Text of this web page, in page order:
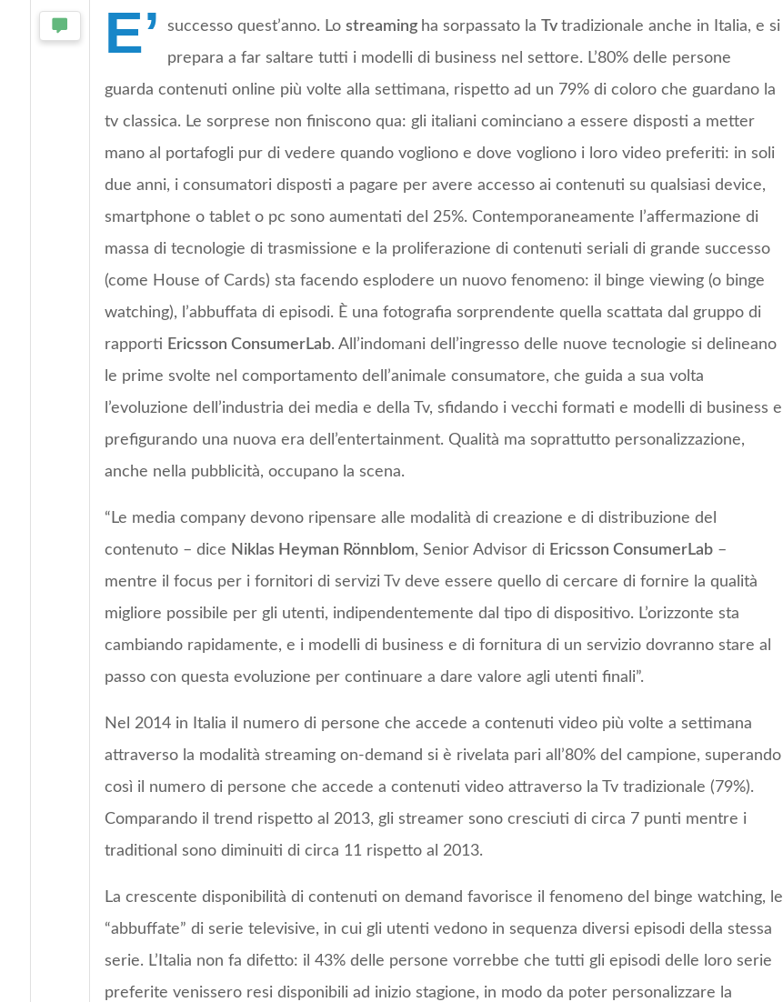
E’ successo quest’anno. Lo streaming ha sorpassato la Tv tradizionale anche in Italia, e si
prepara a far saltare tutti i modelli di business nel settore. L’80% delle persone
guarda contenuti online più volte alla settimana, rispetto ad un 79% di coloro che guardano la
tv classica. Le sorprese non finiscono qua: gli italiani cominciano a essere disposti a metter
mano al portafogli pur di vedere quando vogliono e dove vogliono i loro video preferiti: in soli
due anni, i consumatori disposti a pagare per avere accesso ai contenuti su qualsiasi device,
smartphone o tablet o pc sono aumentati del 25%. Contemporaneamente l’affermazione di
massa di tecnologie di trasmissione e la proliferazione di contenuti seriali di grande successo
(come House of Cards) sta facendo esplodere un nuovo fenomeno: il binge viewing (o binge
watching), l’abbuffata di episodi. È una fotografia sorprendente quella scattata dal gruppo di
rapporti Ericsson ConsumerLab. All’indomani dell’ingresso delle nuove tecnologie si delineano
le prime svolte nel comportamento dell’animale consumatore, che guida a sua volta
l’evoluzione dell’industria dei media e della Tv, sfidando i vecchi formati e modelli di business e
prefigurando una nuova era dell’entertainment. Qualità ma soprattutto personalizzazione,
anche nella pubblicità, occupano la scena.
“Le media company devono ripensare alle modalità di creazione e di distribuzione del
contenuto – dice Niklas Heyman Rönnblom, Senior Advisor di Ericsson ConsumerLab–
mentre il focus per i fornitori di servizi Tv deve essere quello di cercare di fornire la qualità
migliore possibile per gli utenti, indipendentemente dal tipo di dispositivo. L’orizzonte sta
cambiando rapidamente, e i modelli di business e di fornitura di un servizio dovranno stare al
passo con questa evoluzione per continuare a dare valore agli utenti finali”.
Nel 2014 in Italia il numero di persone che accede a contenuti video più volte a settimana
attraverso la modalità streaming on-demand si è rivelata pari all’80% del campione, superando
così il numero di persone che accede a contenuti video attraverso la Tv tradizionale (79%).
Comparando il trend rispetto al 2013, gli streamer sono cresciuti di circa 7 punti mentre i
traditional sono diminuiti di circa 11 rispetto al 2013.
La crescente disponibilità di contenuti on demand favorisce il fenomeno del binge watching, le
“abbuffate” di serie televisive, in cui gli utenti vedono in sequenza diversi episodi della stessa
serie. L’Italia non fa difetto: il 43% delle persone vorrebbe che tutti gli episodi delle loro serie
preferite venissero resi disponibili ad inizio stagione, in modo da poter personalizzare la